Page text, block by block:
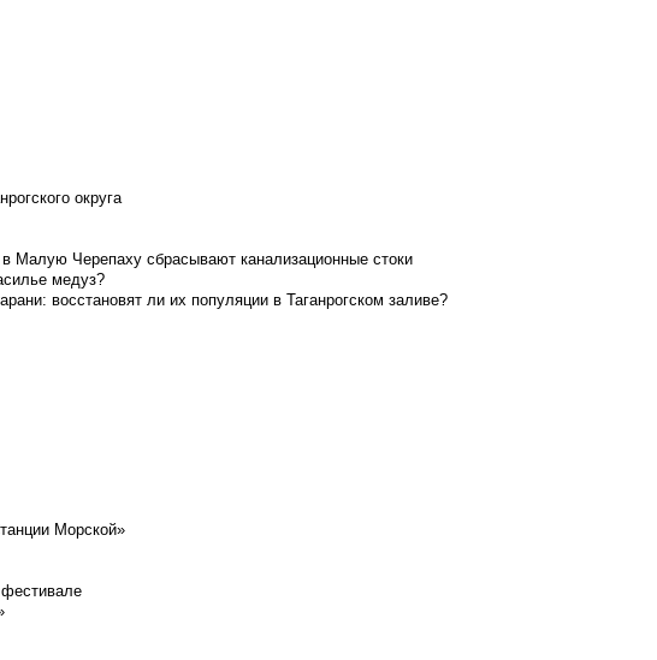
округа
Малую Черепаху сбрасывают канализационные стоки
медуз?
восстановят ли их популяции в Таганрогском заливе?
Морской»